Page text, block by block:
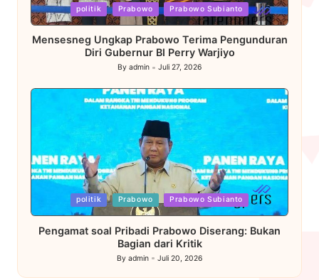
Posted
in
politik Prabowo Prabowo Subianto
Mensesneg Ungkap Prabowo Terima Pengunduran
Diri Gubernur BI Perry Warjiyo
Posted
By admin Juli 27, 2026
in
politik Prabowo Prabowo Subianto
Pengamat soal Pribadi Prabowo Diserang: Bukan
Bagian dari Kritik
Posted
by
By admin Juli 20, 2026